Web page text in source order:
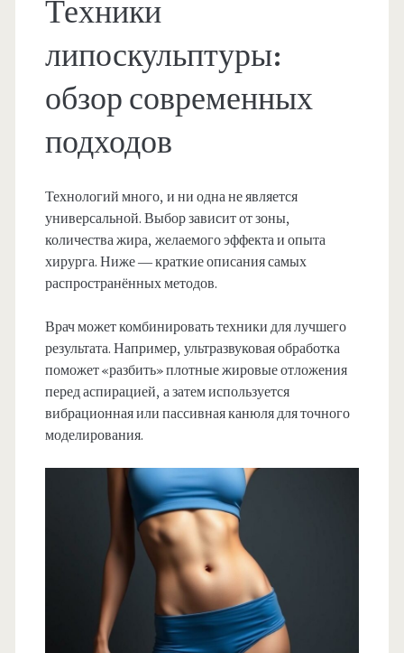
Техники
липоскульптуры:
обзор современных
подходов
Технологий много, и ни одна не является
универсальной. Выбор зависит от зоны,
количества жира, желаемого эффекта и опыта
хирурга. Ниже — краткие описания самых
распространённых методов.
Врач может комбинировать техники для лучшего
результата. Например, ультразвуковая обработка
поможет «разбить» плотные жировые отложения
перед аспирацией, а затем используется
вибрационная или пассивная канюля для точного
моделирования.